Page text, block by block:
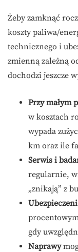
Żeby zamknąć
koszty paliwa/
technicznego i
zmienną zależną
dochodzi jeszcze
Przy małym
w kosztach
wypada
km oraz ile
Serwis i
regularnie,
„znikają” z
gdy
Naprawy